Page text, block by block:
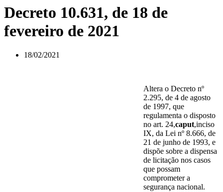
Decreto 10.631, de 18 de
fevereiro de 2021
18/02/2021
Altera o Decreto nº
2.295, de 4 de agosto
de 1997, que
regulamenta o disposto
no art. 24,caput,inciso
IX, da Lei nº 8.666, de
21 de junho de 1993, e
dispõe sobre a dispensa
de licitação nos casos
que possam
comprometer a
segurança nacional.